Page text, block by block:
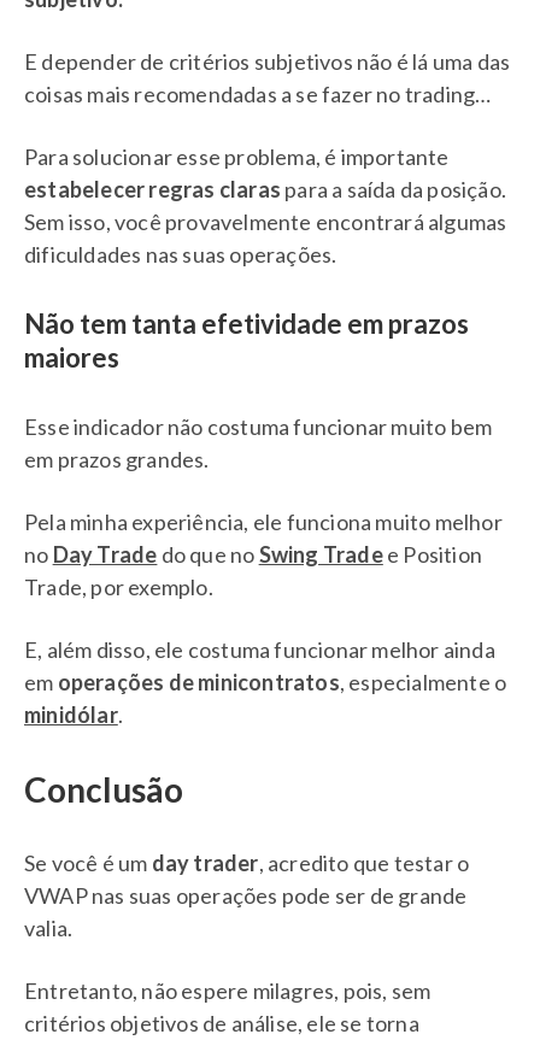
E depender de critérios subjetivos não é lá uma das
coisas mais recomendadas a se fazer no trading…
Para solucionar esse problema, é importante
estabelecer regras claras para a saída da posição.
Sem isso, você provavelmente encontrará algumas
dificuldades nas suas operações.
Não tem tanta efetividade em prazos
maiores
Esse indicador não costuma funcionar muito bem
em prazos grandes.
Pela minha experiência, ele funciona muito melhor
no Day Trade do que noSwing Tradee Position
Trade, por exemplo.
E, além disso, ele costuma funcionar melhor ainda
em operações de minicontratos, especialmente o
minidólar.
Conclusão
Se você é um day trader, acredito que testar o
VWAP nas suas operações pode ser de grande
valia.
Entretanto, não espere milagres, pois, sem
critérios objetivos de análise, ele se torna